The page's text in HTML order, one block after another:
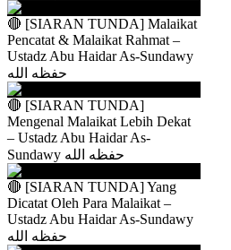
🔴 [SIARAN TUNDA] Malaikat
Pencatat & Malaikat Rahmat –
Ustadz Abu Haidar As-Sundawy
حفظه الله
🔴 [SIARAN TUNDA]
Mengenal Malaikat Lebih Dekat
– Ustadz Abu Haidar As-
Sundawy حفظه الله
🔴 [SIARAN TUNDA] Yang
Dicatat Oleh Para Malaikat –
Ustadz Abu Haidar As-Sundawy
حفظه الله